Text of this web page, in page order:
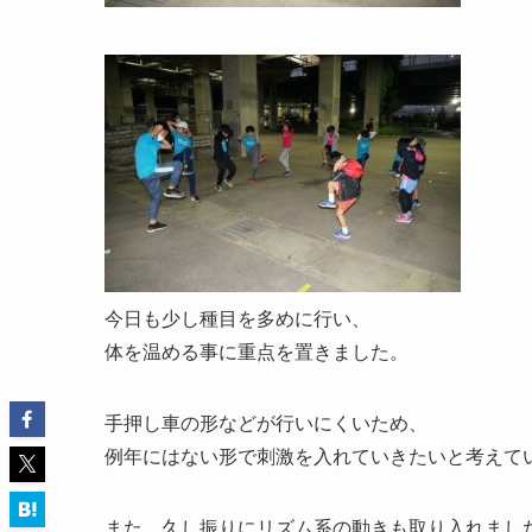
今日も少し種目を多めに行い、
体を温める事に重点を置きました。
手押し車の形などが行いにくいため、
例年にはない形で刺激を入れていきたいと考えて